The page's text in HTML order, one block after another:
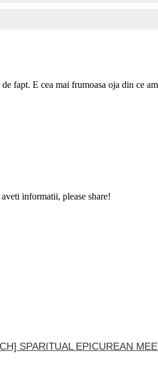
fapt. E cea mai frumoasa oja din ce
informatii, please share!
SPARITUAL EPICUREAN